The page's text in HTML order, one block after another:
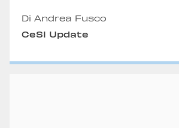
Di Andrea Fusco
CeSI Update